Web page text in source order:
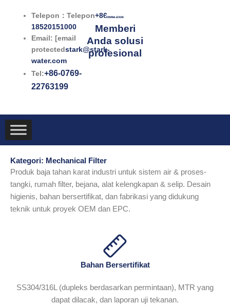
Telepon：Telepon+86-
18520151000
Email: [email
protectedstark@stark-
water.com
Tel:+86-0769-
22763199
Memberi
Anda solusi
profesional
Kategori: Mechanical Filter
Produk baja tahan karat industri untuk sistem air & proses-
tangki, rumah filter, bejana, alat kelengkapan & selip. Desain
higienis, bahan bersertifikat, dan fabrikasi yang didukung
teknik untuk proyek OEM dan EPC.
Bahan Bersertifikat
SS304/316L (dupleks berdasarkan permintaan), MTR yang
dapat dilacak, dan laporan uji tekanan.